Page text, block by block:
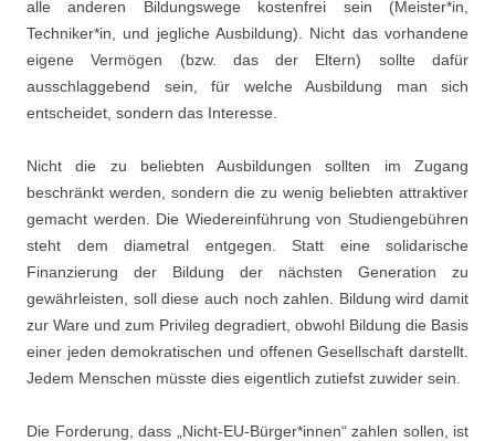
alle anderen Bildungswege kostenfrei sein (Meister*in,
Techniker*in, und jegliche Ausbildung). Nicht das vorhandene
eigene Vermögen (bzw. das der Eltern) sollte dafür
ausschlaggebend sein, für welche Ausbildung man sich
entscheidet, sondern das Interesse.
Nicht die zu beliebten Ausbildungen sollten im Zugang
beschränkt werden, sondern die zu wenig beliebten attraktiver
gemacht werden. Die Wiedereinführung von Studiengebühren
steht dem diametral entgegen. Statt eine solidarische
Finanzierung der Bildung der nächsten Generation zu
gewährleisten, soll diese auch noch zahlen. Bildung wird damit
zur Ware und zum Privileg degradiert, obwohl Bildung die Basis
einer jeden demokratischen und offenen Gesellschaft darstellt.
Jedem Menschen müsste dies eigentlich zutiefst zuwider sein.
Die Forderung, dass „Nicht-EU-Bürger*innen“ zahlen sollen, ist